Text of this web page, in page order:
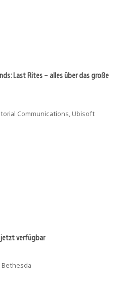
Last Rites – alles über das große
Communications, Ubisoft
jetzt verfügbar
Bethesda